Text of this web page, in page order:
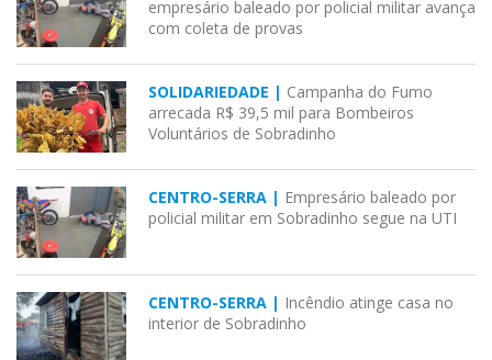
empresário baleado por policial militar avança
com coleta de provas
SOLIDARIEDADE | Campanha do Fumo
arrecada R$ 39,5 mil para Bombeiros
Voluntários de Sobradinho
CENTRO-SERRA | Empresário baleado por
policial militar em Sobradinho segue na UTI
CENTRO-SERRA | Incêndio atinge casa no
interior de Sobradinho